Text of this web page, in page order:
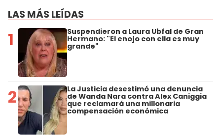
LAS MÁS LEÍDAS
1 Suspendieron a Laura Ubfal de Gran
Hermano: "El enojo con ella es muy
grande"
2 La Justicia desestimó una denuncia
de Wanda Nara contra Alex Caniggia
que reclamará una millonaria
compensación económica